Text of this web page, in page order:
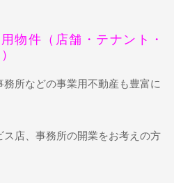
物件（店舗・テナント・
所などの事業用不動産も豊富に
店、事務所の開業をお考えの方